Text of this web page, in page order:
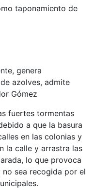
taponamiento de
genera
azolves, admite
Gómez
fuertes tormentas
a que la basura
en las colonias y
la calle y arrastra las
lo que provoca
sea recogida por el